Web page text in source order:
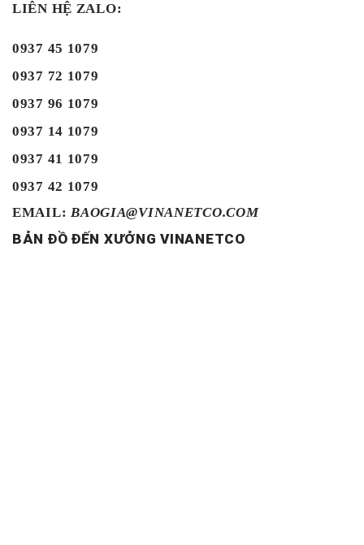
LIÊN HỆ ZALO:
0937 45 1079
0937 72 1079
0937 96 1079
0937 14 1079
0937 41 1079
0937 42 1079
EMAIL: BAOGIA@VINANETCO.COM
BẢN ĐỒ ĐẾN XƯỞNG VINANETCO